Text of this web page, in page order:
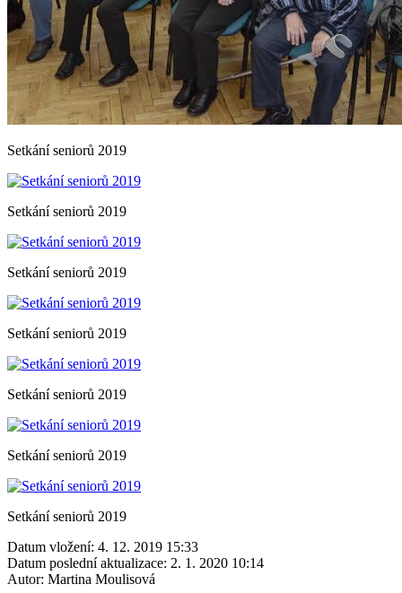
Setkání seniorů 2019
Setkání seniorů 2019
Setkání seniorů 2019
Setkání seniorů 2019
Setkání seniorů 2019
Setkání seniorů 2019
Setkání seniorů 2019
Datum vložení: 4. 12. 2019 15:33
Datum poslední aktualizace: 2. 1. 2020 10:14
Autor: Martina Moulisová